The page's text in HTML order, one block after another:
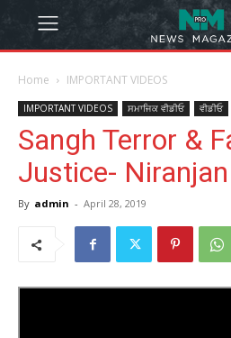
Home IMPORTANT VIDEOS
IMPORTANT VIDEOS ਸਮਾਜਿਕ ਵੀਡੀਓ ਵੀਡੀਓ
Sangh Terror &
Justice-
By admin - April 28, 2019